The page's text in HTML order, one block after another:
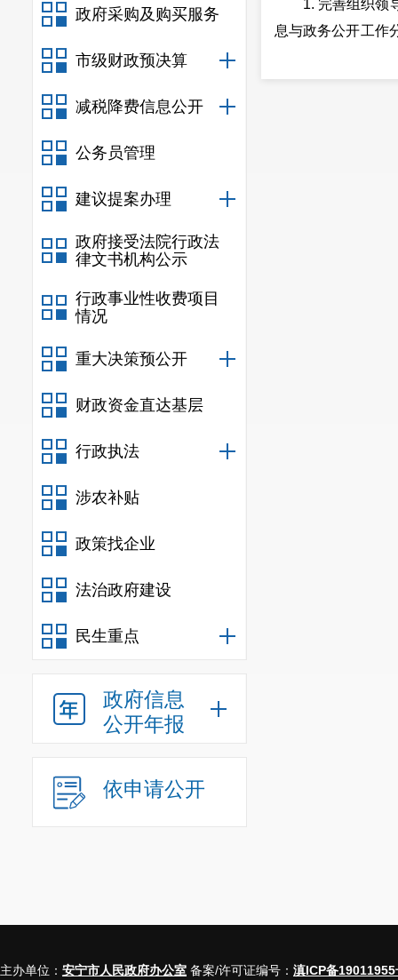
政府采购及购买服务
市级财政预决算
减税降费信息公开
公务员管理
建议提案办理
政府接受法院行政法
律文书机构公示
行政事业性收费项目
情况
重大决策预公开
财政资金直达基层
行政执法
涉农补贴
政策找企业
法治政府建设
民生重点
政府信息
公开年报
依申请公开
1. 完善组织领导
息与政务公开工作
2. 健全工作制度
0
主办单位： 安宁市人民政府办公室 备案/许可证编号： 滇ICP备